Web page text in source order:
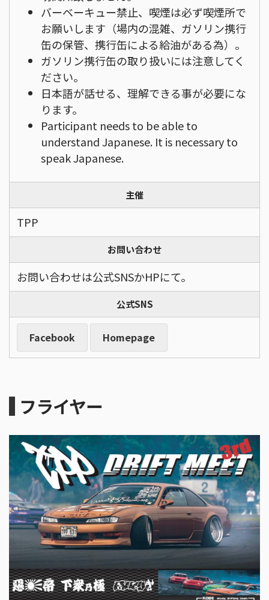
バーベーキュー禁止、喫煙は必ず喫煙所で
お願いします（場内の混雑、ガソリン携行
缶の保管、携行缶による給油がある為）。
ガソリン携行缶の取り扱いには注意してく
ださい。
日本語が話せる、理解できる事が必要にな
ります。
Participant needs to be able to
understand Japanese. It is necessary to
speak Japanese.
主催
TPP
お問い合わせ
お問い合わせは公式SNSかHPにて。
公式SNS
Facebook Homepage
フライヤー